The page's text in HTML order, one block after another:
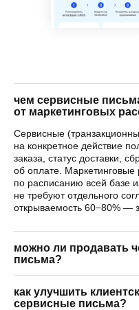
чем сервисные
от маркетинговых
Сервисные
на конкретное действие
заказа, статус доставки,
об оплате. Маркетинговые
по расписанию всей базе
не требуют отдельного
открываемость 60−80% —
можно ли продавать
письма?
как улучшить
сервисные письма?